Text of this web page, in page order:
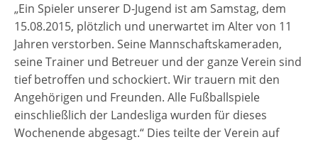
„Ein Spieler unserer D-Jugend ist am Samstag, dem
15.08.2015, plötzlich und unerwartet im Alter von 11
Jahren verstorben. Seine Mannschaftskameraden,
seine Trainer und Betreuer und der ganze Verein sind
tief betroffen und schockiert. Wir trauern mit den
Angehörigen und Freunden. Alle Fußballspiele
einschließlich der Landesliga wurden für dieses
Wochenende abgesagt.“ Dies teilte der Verein auf